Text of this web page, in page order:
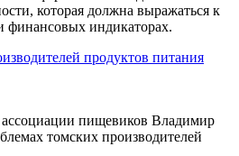
которая должна выражаться к
финансовых индикаторах.
пищевиков Владимир
томских производителей